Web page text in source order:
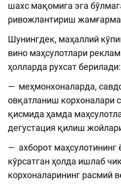
шахс мақомига эга
ривожлантириш
Шунингдек, маҳаллий
вино маҳсулотлари
ҳолларда рухсат берилади:
— меҳмонхоналарда,
овқатланиш корхоналари
қисмида ҳамда
дегустация қилиш
— ахборот маҳсулотининг
кўрсатган ҳолда ишлаб
корхоналарининг расмий